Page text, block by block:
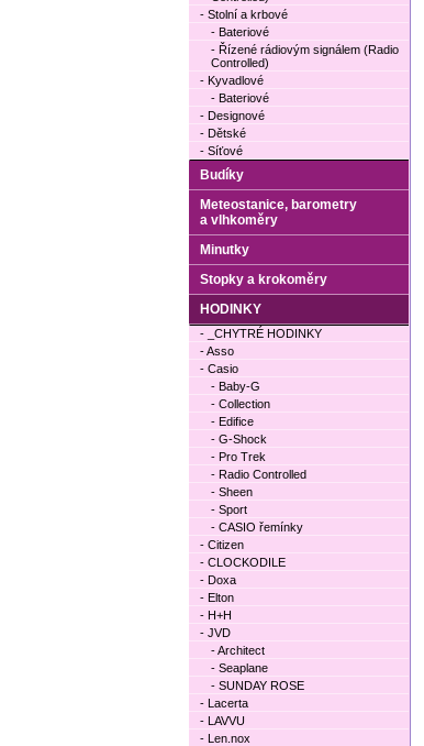
- Stolní a krbové
- Bateriové
- Řízené rádiovým signálem (Radio
Controlled)
- Kyvadlové
- Bateriové
- Designové
- Dětské
- Síťové
Budíky
Meteostanice, barometry
a vlhkoměry
Minutky
Stopky a krokoměry
HODINKY
- _CHYTRÉ HODINKY
- Asso
- Casio
- Baby-G
- Collection
- Edifice
- G-Shock
- Pro Trek
- Radio Controlled
- Sheen
- Sport
- CASIO řemínky
- Citizen
- CLOCKODILE
- Doxa
- Elton
- H+H
- JVD
- Architect
- Seaplane
- SUNDAY ROSE
- Lacerta
- LAVVU
- Len.nox